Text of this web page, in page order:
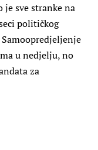
sve stranke na
političkog
u nedjelju, no
za